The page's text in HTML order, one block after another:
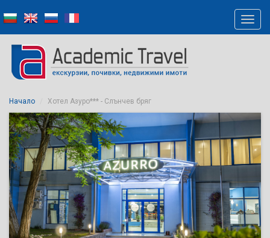
Начало Хотел Азуро*** - Слънчев бряг